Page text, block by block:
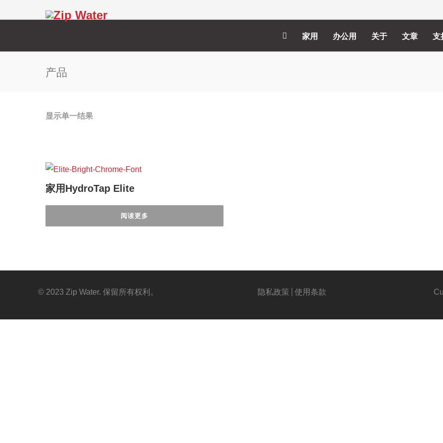
家用 办公用 关于 文章 支
产品
显示单一结果
家用HydroTap Elite
阅读更多
© 2023 Zip Water. 保留所有权利。 隐私政策 使用条款